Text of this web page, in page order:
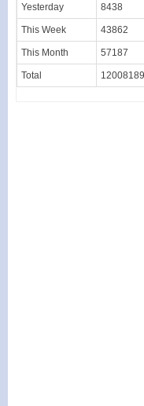
Yesterday 8438
This Week 43862
This Month 57187
Total 12008189